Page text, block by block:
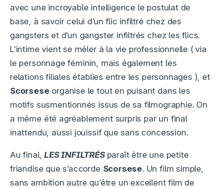
avec une incroyable intelligence le postulat de
base, à savoir celui d’un flic infiltré chez des
gangsters et d’un gangster infiltrés chez les flics.
L’intime vient se mêler à la vie professionnelle ( via
le personnage féminin, mais également les
relations filiales établies entre les personnages ), et
Scorsese organise le tout en puisant dans les
motifs susmentionnés issus de sa filmographie. On
a même été agréablement surpris par un final
inattendu, aussi jouissif que sans concession.
Au final,LES INFILTRÉS paraît être une petite
friandise que s’accorde Scorsese. Un film simple,
sans ambition autre qu’être un excellent film de